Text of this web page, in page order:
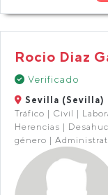
Rocio Diaz
Verificado
Sevilla (Sevilla)
Tráfico | Civil |
Herencias |
género |